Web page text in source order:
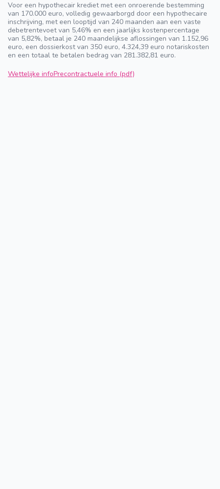
Voor een hypothecair krediet met een onroerende bestemming
van 170.000 euro, volledig gewaarborgd door een hypothecaire
inschrijving, met een looptijd van 240 maanden aan een vaste
debetrentevoet van 5,46% en een jaarlijks kostenpercentage
van 5,82%, betaal je 240 maandelijkse aflossingen van 1.152,96
euro, een dossierkost van 350 euro, 4.324,39 euro notariskosten
en een totaal te betalen bedrag van 281.382,81 euro.
Wettelijke infoPrecontractuele info (pdf)